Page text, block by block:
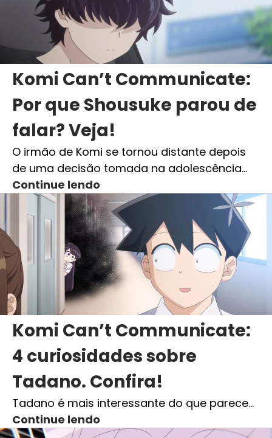
Komi Can’t Communicate:
Por que Shousuke parou de
falar? Veja!
O irmão de Komi se tornou distante depois
de uma decisão tomada na adolescência…
Continue lendo
Komi Can’t Communicate:
4 curiosidades sobre
Tadano. Confira!
Tadano é mais interessante do que parece…
Continue lendo